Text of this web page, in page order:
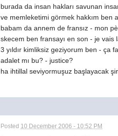
burada da insan hakları savunan
ve memleketimi görmek hakkım ben
babam da annem de fransız - mon
skecem ben fransayı en son - je
3 yıldır kimliksiz geziyorum ben - ça
adalet mı bu? - justice?
ha ihtillal seviyormuşuz başlayacak
Posted 10 December 2006 - 10:52 PM